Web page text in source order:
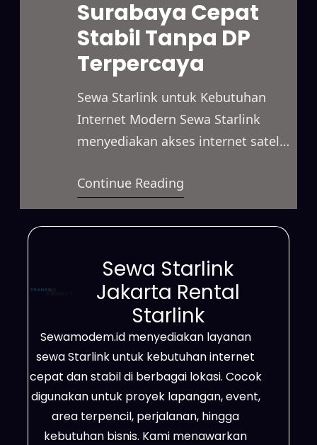
sinyal terbatas, area proyek,
pertambangan, perkebunan, serta
wilayah yang belum terjangkau
jaringan…
Surabaya Cepat
Stabil Tanpa DP
Terpercaya
Sewa Starlink untuk Kebutuhan
Internet Modern Sewa Starlink
menyediakan akses internet satelit
memenuhi berbagai kebutuhan.
Layanan ini mendukung aktivitas
bisnis, proyek lapangan, event,
itu, Starlink sangat efektif untuk
daerah terpencil, lokasi dengan
sinyal terbatas, area proyek,
pertambangan, perkebunan, serta
wilayah yang belum terjangkau
jaringan fiber optik. Dengan…
Continue Reading
Sewa Starlink
Jakarta Rental
Starlink
Sewamodem.id menyediakan layanan
sewa Starlink untuk kebutuhan internet
cepat dan stabil di berbagai lokasi. Cocok
digunakan untuk proyek lapangan, event,
area terpencil, perjalanan, hingga
kebutuhan bisnis. Kami menawarkan